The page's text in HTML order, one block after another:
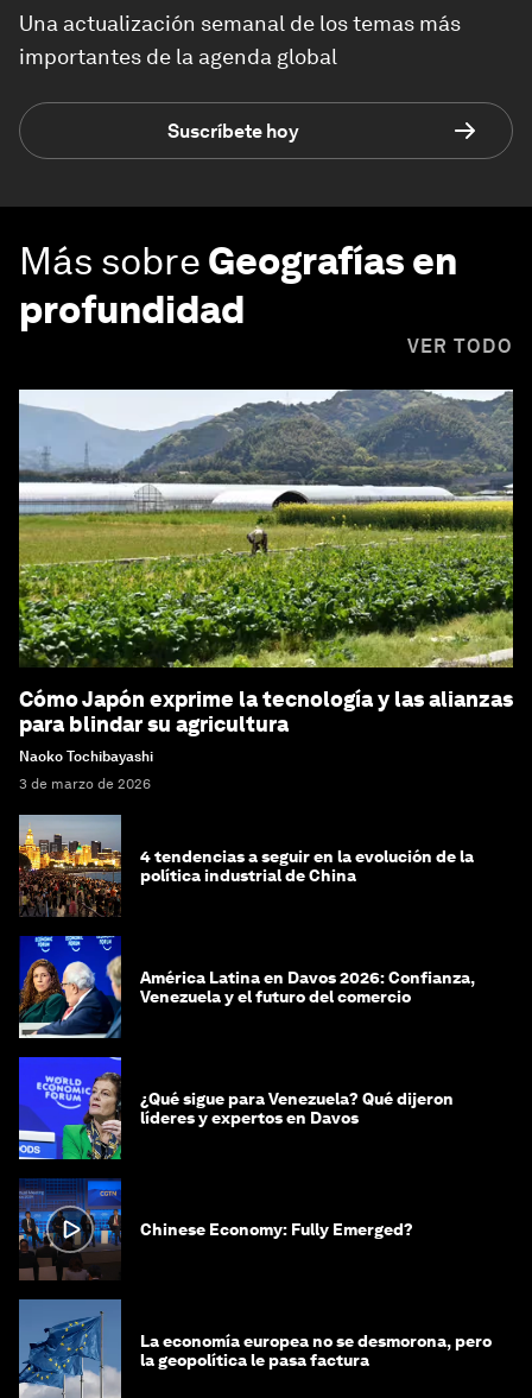
Una actualización semanal de los temas más
importantes de la agenda global
Suscríbete hoy
Más sobre Geografías en
profundidad
VER TODO
Cómo Japón exprime la tecnología y las alianzas
para blindar su agricultura
Naoko Tochibayashi
3 de marzo de 2026
4 tendencias a seguir en la evolución de la
política industrial de China
América Latina en Davos 2026: Confianza,
Venezuela y el futuro del comercio
¿Qué sigue para Venezuela? Qué dijeron
líderes y expertos en Davos
Chinese Economy: Fully Emerged?
La economía europea no se desmorona, pero
la geopolítica le pasa factura